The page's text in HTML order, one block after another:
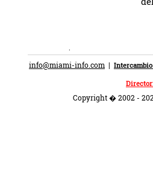
info@miami-info.com |
Copyright � 2002 -